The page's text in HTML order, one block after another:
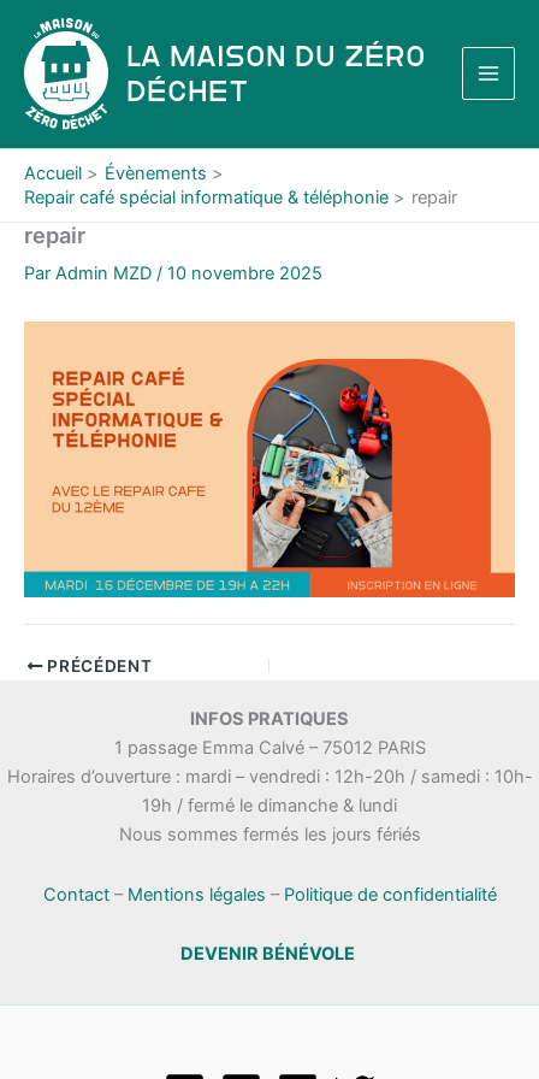
contenu
La Maison du Zéro
Déchet
Accueil
Évènements
Repair café spécial informatique & téléphonie
repair
repair
Par Admin MZD / 10 novembre 2025
PRÉCÉDENT
INFOS PRATIQUES
1 passage Emma Calvé – 75012 PARIS
Horaires d’ouverture : mardi – vendredi : 12h-20h / samedi : 10h-
19h / fermé le dimanche & lundi
Nous sommes fermés les jours fériés
Contact– Mentions légales – Politique de confidentialité
DEVENIR BÉNÉVOLE